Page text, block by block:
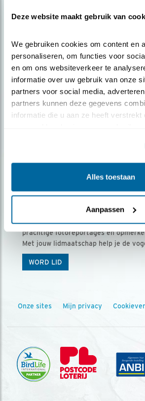
Deze website maakt gebruik van
We gebruiken cookies om content en
personaliseren, om functies voor
en om ons websiteverkeer te
informatie over uw gebruik van onze
partners voor social media,
partners kunnen deze gegevens
informatie die u aan ze heeft verstrekt
Alles toestaan
Aanpassen
Ontvang 5 x Vogels voor €
Vogels is het tijdschrift voor onze
prachtige fotoreportages en
Met jouw lidmaatschap help je de
WORD LID
Onze sites Mijn privacy